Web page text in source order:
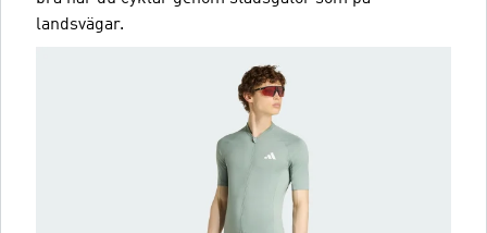
landsvägar.